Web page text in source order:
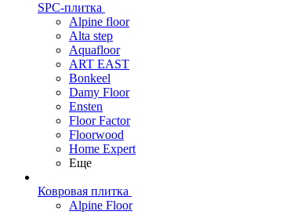
SPC-плитка
Alpine floor
Alta step
Aquafloor
ART EAST
Bonkeel
Damy Floor
Ensten
Floor Factor
Floorwood
Home Expert
Еще
Ковровая плитка
Alpine Floor